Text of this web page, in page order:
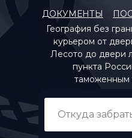
ДОКУМЕНТЫ
География без
курьером от
Лесото до двери
пункта
таможенным